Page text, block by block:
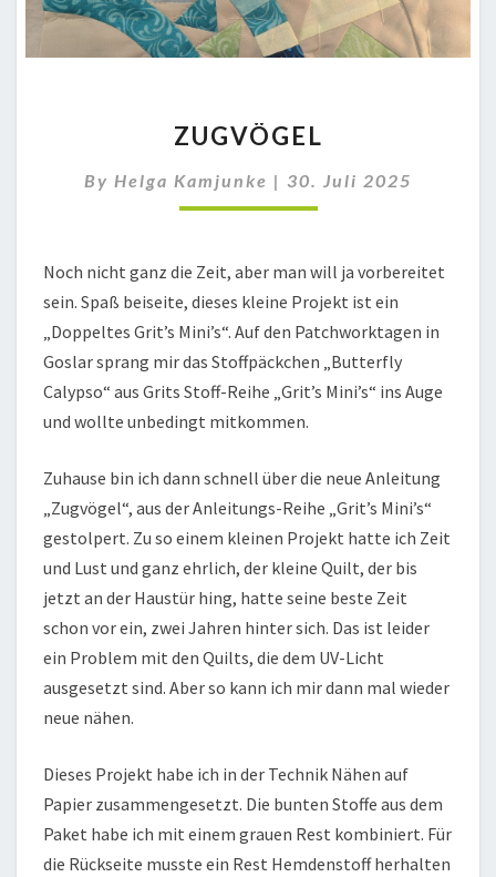
ZUGVÖGEL
By Helga Kamjunke | 30. Juli 2025
Noch nicht ganz die Zeit, aber man will ja vorbereitet
sein. Spaß beiseite, dieses kleine Projekt ist ein
„Doppeltes Grit’s Mini’s“. Auf den Patchworktagen in
Goslar sprang mir das Stoffpäckchen „Butterfly
Calypso“ aus Grits Stoff-Reihe „Grit’s Mini’s“ ins Auge
und wollte unbedingt mitkommen.
Zuhause bin ich dann schnell über die neue Anleitung
„Zugvögel“, aus der Anleitungs-Reihe „Grit’s Mini’s“
gestolpert. Zu so einem kleinen Projekt hatte ich Zeit
und Lust und ganz ehrlich, der kleine Quilt, der bis
jetzt an der Haustür hing, hatte seine beste Zeit
schon vor ein, zwei Jahren hinter sich. Das ist leider
ein Problem mit den Quilts, die dem UV-Licht
ausgesetzt sind. Aber so kann ich mir dann mal wieder
neue nähen.
Dieses Projekt habe ich in der Technik Nähen auf
Papier zusammengesetzt. Die bunten Stoffe aus dem
Paket habe ich mit einem grauen Rest kombiniert. Für
die Rückseite musste ein Rest Hemdenstoff herhalten